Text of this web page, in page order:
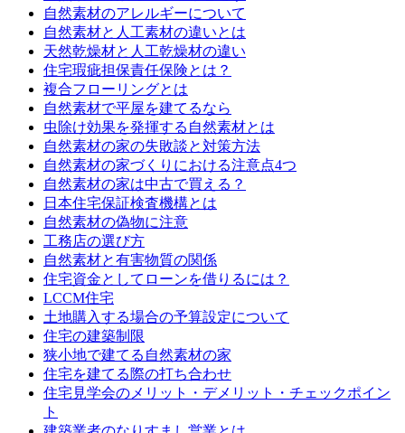
自然素材のアレルギーについて
自然素材と人工素材の違いとは
天然乾燥材と人工乾燥材の違い
住宅瑕疵担保責任保険とは？
複合フローリングとは
自然素材で平屋を建てるなら
虫除け効果を発揮する自然素材とは
自然素材の家の失敗談と対策方法
自然素材の家づくりにおける注意点4つ
自然素材の家は中古で買える？
日本住宅保証検査機構とは
自然素材の偽物に注意
工務店の選び方
自然素材と有害物質の関係
住宅資金としてローンを借りるには？
LCCM住宅
土地購入する場合の予算設定について
住宅の建築制限
狭小地で建てる自然素材の家
住宅を建てる際の打ち合わせ
住宅見学会のメリット・デメリット・チェックポイン
ト